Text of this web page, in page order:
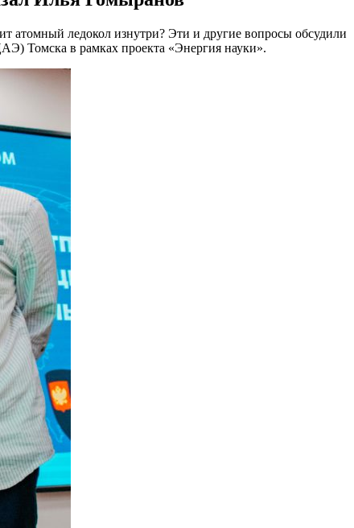
ледокол изнутри? Эти и другие вопросы обсудили
Томска в рамках проекта «Энергия науки».